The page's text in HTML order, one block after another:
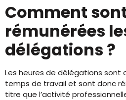
Comment
rémunérées
délégations ?
Les heures de délégations sont
temps de travail et sont donc
titre que l’activité